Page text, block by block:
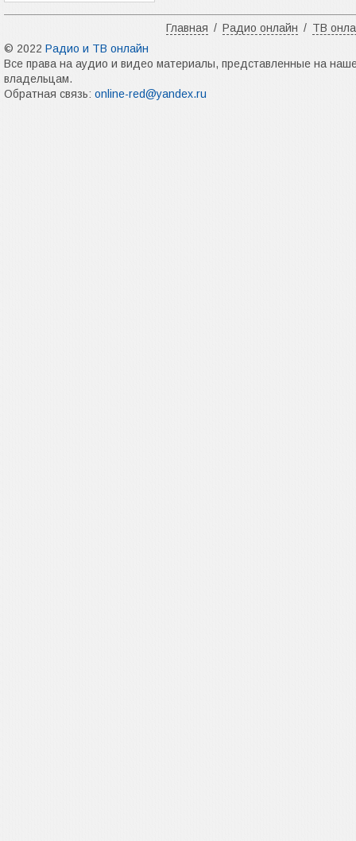
Главная / Радио онлайн / ТВ
© 2022 Радио и ТВ онлайн
Все права на аудио и видео материалы, представленные на
владельцам.
Обратная связь: online-red@yandex.ru